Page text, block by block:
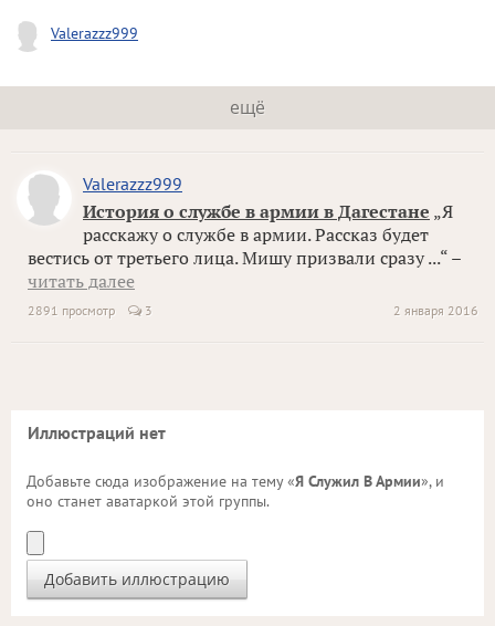
Valerazzz999
ещё
Valerazzz999
История о службе в армии в Дагестане „Я
расскажу о службе в армии. Рассказ будет
вестись от третьего лица. Мишу призвали сразу ...“ –
читать далее
2 января 2016
2891 просмотр 3
Иллюстраций нет
Добавьте сюда изображение на тему «Я Служил В Армии», и
оно станет аватаркой этой группы.